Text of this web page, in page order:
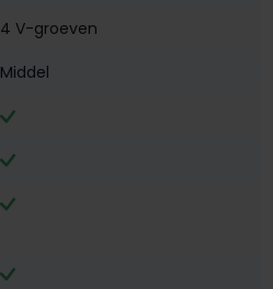
4 V-groeven
Middel